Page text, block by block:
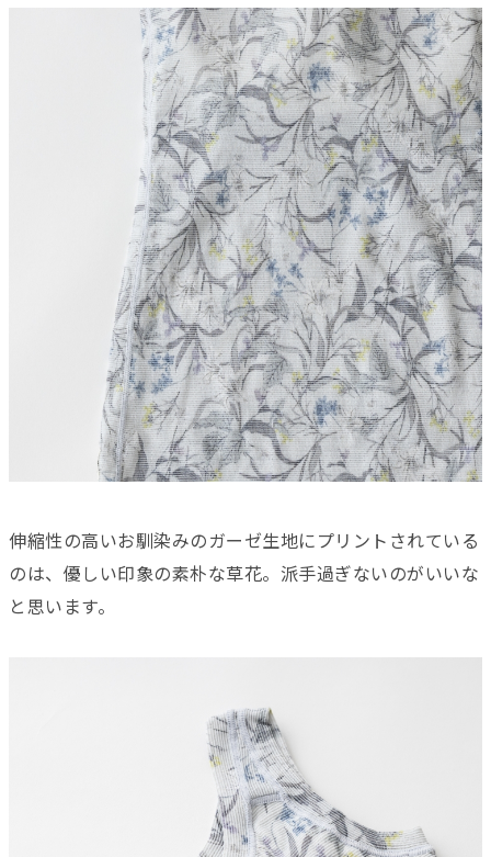
伸縮性の高いお馴染みのガーゼ生地にプリントされている
のは、優しい印象の素朴な草花。派手過ぎないのがいいな
と思います。